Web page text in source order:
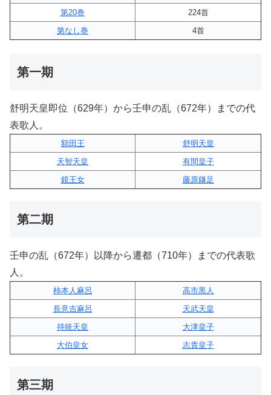
第20巻
224首
第なし巻
4首
第一期
舒明天皇即位（629年）から壬申の乱（672年）までの代
表歌人。
額田王
舒明天皇
天智天皇
有間皇子
鏡王女
藤原鎌足
第二期
壬申の乱（672年）以降から遷都（710年）までの代表歌
人。
柿本人麻呂
高市黒人
長意吉麻呂
天武天皇
持統天皇
大津皇子
大伯皇女
志貴皇子
第三期